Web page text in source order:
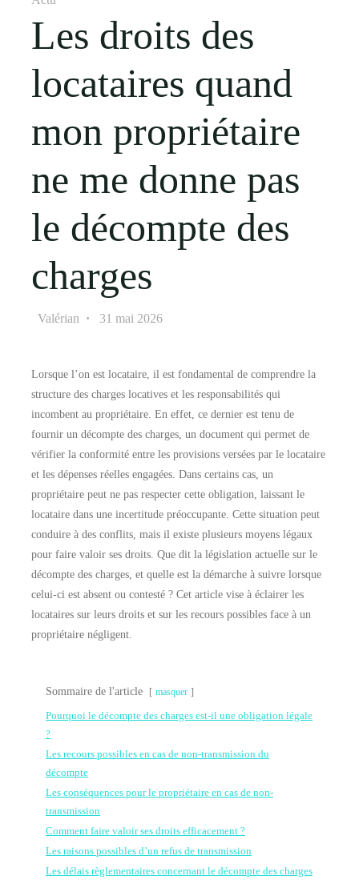
Les droits des
locataires quand
mon propriétaire
ne me donne pas
le décompte des
charges
Valérian 31 mai 2026
Lorsque l’on est locataire, il est fondamental de comprendre la
structure des charges locatives et les responsabilités qui
incombent au propriétaire. En effet, ce dernier est tenu de
fournir un décompte des charges, un document qui permet de
vérifier la conformité entre les provisions versées par le locataire
et les dépenses réelles engagées. Dans certains cas, un
propriétaire peut ne pas respecter cette obligation, laissant le
locataire dans une incertitude préoccupante. Cette situation peut
conduire à des conflits, mais il existe plusieurs moyens légaux
pour faire valoir ses droits. Que dit la législation actuelle sur le
décompte des charges, et quelle est la démarche à suivre lorsque
celui-ci est absent ou contesté ? Cet article vise à éclairer les
locataires sur leurs droits et sur les recours possibles face à un
propriétaire négligent.
Sommaire de l'article masquer
Pourquoi le décompte des charges est-il une obligation légale
?
Les recours possibles en cas de non-transmission du
décompte
Les conséquences pour le propriétaire en cas de non-
transmission
Comment faire valoir ses droits efficacement ?
Les raisons possibles d’un refus de transmission
Les délais règlementaires concernant le décompte des charges